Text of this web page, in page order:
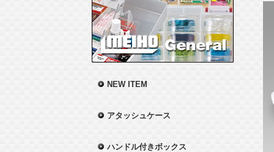
NEW ITEM
アタッシュケース
ハンドル付きボックス